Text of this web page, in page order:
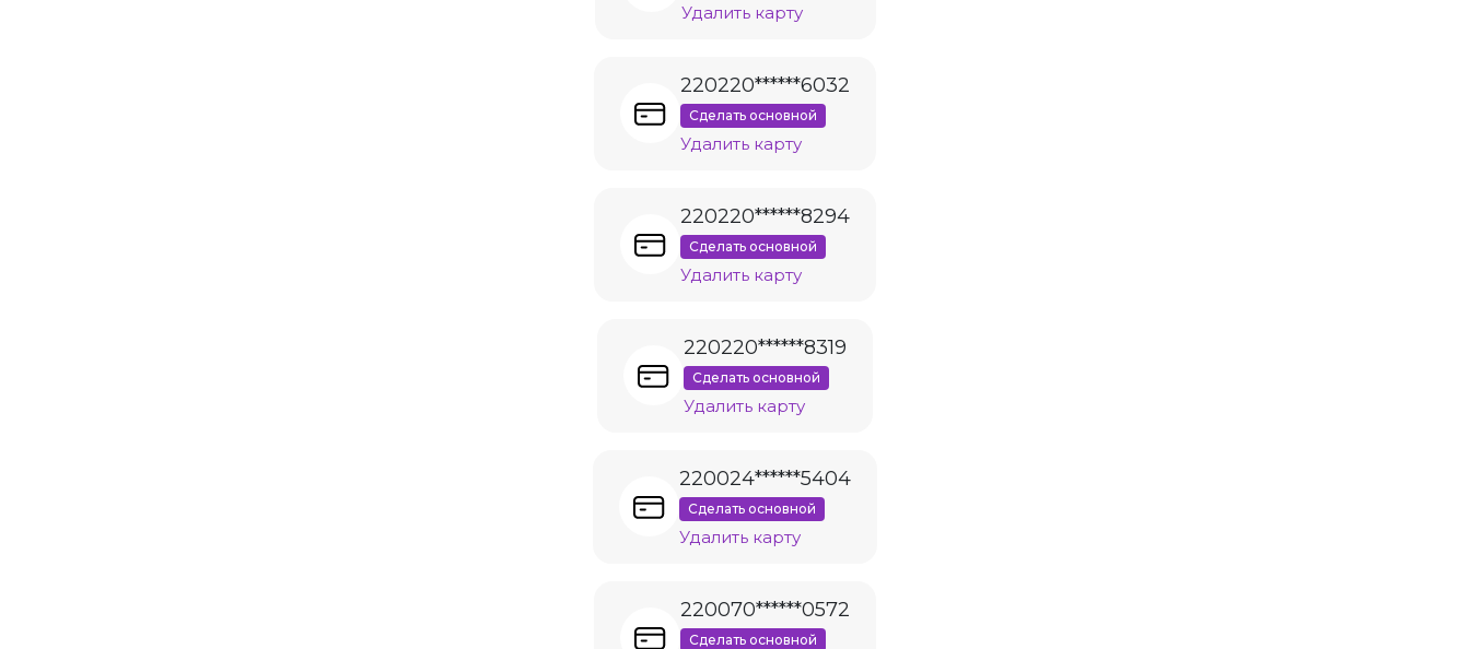
Удалить карту
220220******6032
Сделать основной
Удалить карту
220220******8294
Сделать основной
Удалить карту
220220******8319
Сделать основной
Удалить карту
220024******5404
Сделать основной
Удалить карту
220070******0572
Сделать основной